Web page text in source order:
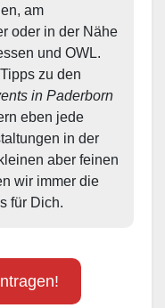
am
oder in der Nähe
und OWL.
zu den
in Paderborn
eben jede
in der
aber feinen
wir immer die
für Dich.